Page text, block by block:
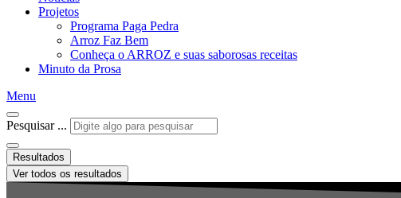
Projetos
Programa Paga Pedra
Arroz Faz Bem
Conheça o ARROZ e suas saborosas receitas
Minuto da Prosa
Menu
Pesquisar ...
Resultados
Ver todos os resultados